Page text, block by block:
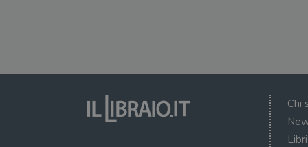
Chi
wordpress_sec_[hash]
CookieScriptConsent